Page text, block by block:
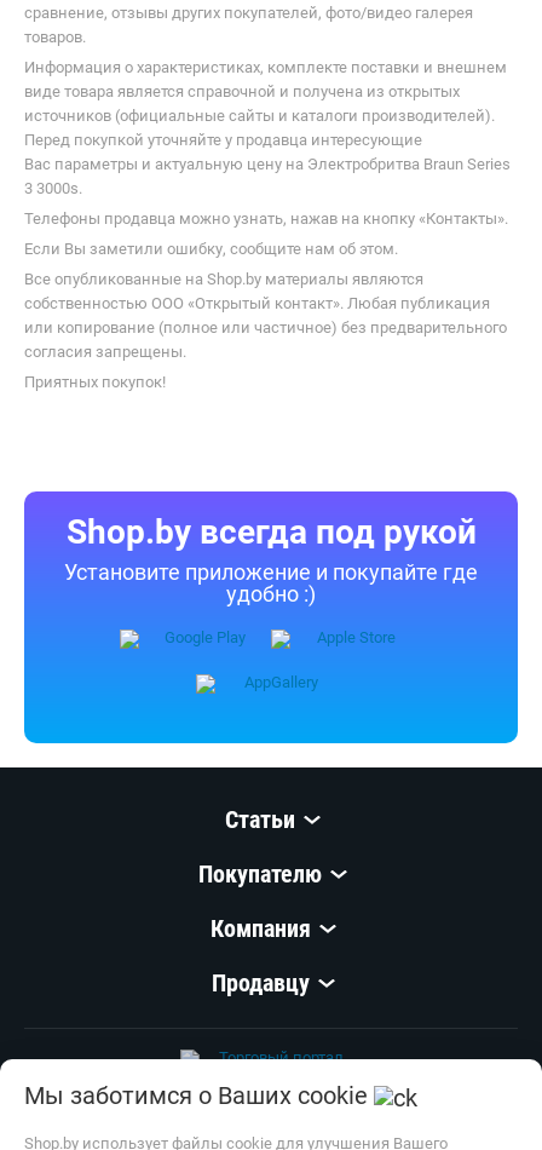
сравнение, отзывы других покупателей, фото/видео галерея
товаров.
Информация о характеристиках, комплекте поставки и внешнем
виде товара является справочной и получена из открытых
источников (официальные сайты и каталоги производителей).
Перед покупкой уточняйте у продавца интересующие
Вас параметры и актуальную цену на Электробритва Braun Series
3 3000s.
Телефоны продавца можно узнать, нажав на кнопку «Контакты».
Если Вы заметили ошибку, сообщите нам об этом.
Все опубликованные на Shop.by материалы являются
собственностью ООО «Открытый контакт». Любая публикация
или копирование (полное или частичное) без предварительного
согласия запрещены.
Приятных покупок!
Shop.by всегда под рукой
Установите приложение и покупайте где
удобно :)
Статьи
Покупателю
Компания
Продавцу
© 1999–2026, ООО «Открытый Контакт»УНП 100008738
Мы заботимся о Ваших cookie
Shop.by использует файлы cookie для улучшения Вашего